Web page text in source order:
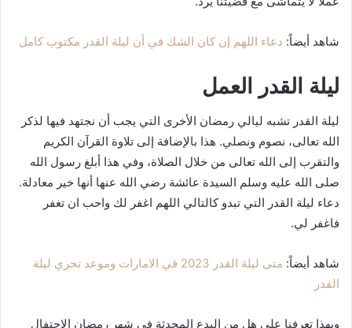
شاهد أيضاً: دعاء اللهم إن كان الشك في أن ليلة القدر مكتوب كامل
ليلة القدر العمل
ليلة القدر تشبه ليالي رمضان الأخرى التي يجب أن نجتهد فيها لذكر
الله تعالى، نصوم ونصلي. هذا بالإضافة إلى تلاوة القرآن الكريم
والتقرب إلى الله تعالى من خلال الصلاة، وفي هذا أبلغ رسول الله
صلى الله عليه وسلم السيدة عائشة رضي الله عنها أنها خير معادلة.
دعاء ليلة القدر التي تبدو كالتالي اللهم اغفر لك واحب ان تغفر
فاغفر لي.
شاهد أيضاً:
متى ليلة القدر 2023 في الامارات وموعد تحري ليلة
القدر
وبهذا تعرفنا على هل من البدع المحدثة في شهر رمضان الاحتفال